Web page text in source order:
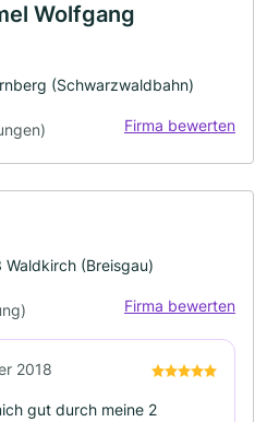
Wolfgang
(Schwarzwaldbahn)
Firma bewerten
(Breisgau)
Firma bewerten
2018
gut durch meine 2